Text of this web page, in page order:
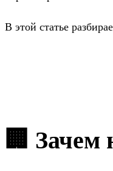
В этой статье
🏢 Зачем